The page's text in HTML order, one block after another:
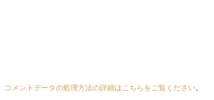
コメントデータの処理方法の詳細はこちらをご覧ください。